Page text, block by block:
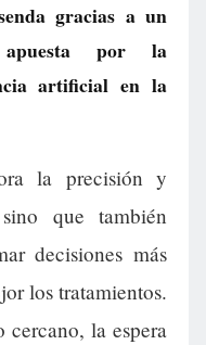
gracias a un
apuesta por la
artificial en la
la precisión y
que también
decisiones más
los tratamientos.
la espera